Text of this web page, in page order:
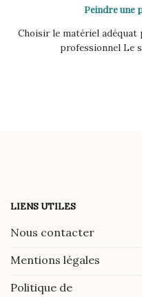
Peindre une
Choisir le matériel adéquat
professionnel Le
LIENS UTILES
Nous contacter
Mentions légales
Politique de